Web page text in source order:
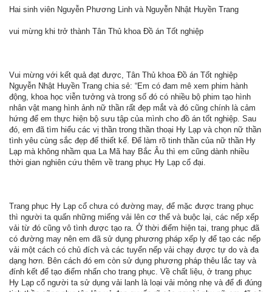
Hai sinh viên Nguyễn Phương Linh và Nguyễn Nhật Huyền Trang
vui mừng khi trở thành Tân Thủ khoa Đồ án Tốt nghiệp
Vui mừng với kết quả đạt được, Tân Thủ khoa Đồ án Tốt nghiệp
Nguyễn Nhật Huyền Trang chia sẻ: “Em có đam mê xem phim hành
động, khoa học viễn tưởng và trong số đó có nhiều bộ phim tạo hình
nhân vật mang hình ảnh nữ thần rất đẹp mắt và đó cũng chính là cảm
hứng để em thực hiện bộ sưu tập của mình cho đồ án tốt nghiệp. Sau
đó, em đã tìm hiểu các vị thần trong thần thoại Hy Lạp và chọn nữ thần
tình yêu cùng sắc đẹp để thiết kế. Để làm rõ tinh thần của nữ thần Hy
Lạp mà không nhầm qua La Mã hay Bắc Âu thì em cũng dành nhiều
thời gian nghiên cứu thêm về trang phục Hy Lạp cổ đại.
Trang phục Hy Lạp cổ chưa có đường may, để mặc được trang phục
thì người ta quấn những miếng vải lên cơ thể và buộc lại, các nếp xếp
vải từ đó cũng vô tình được tạo ra. Ở thời điểm hiện tại, trang phục đã
có đường may nên em đã sử dụng phương pháp xếp ly để tạo các nếp
vải một cách có chủ đích và các tuyến nếp vải chạy được tự do và đa
dạng hơn. Bên cách đó em còn sử dụng phương pháp thêu lắc tay và
đính kết để tạo điểm nhấn cho trang phục. Về chất liệu, ở trang phục
Hy Lạp cổ người ta sử dụng vải lanh là loại vải mỏng nhẹ và để đi đúng